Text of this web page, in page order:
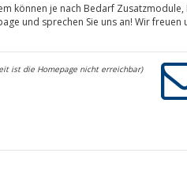
können je nach Bedarf
und sprechen Sie uns an! Wir freuen
ist die Homepage nicht erreichbar)